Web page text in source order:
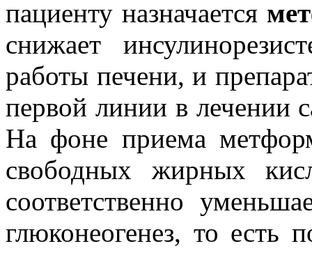
пациенту назначается
снижает
работы печени, и
первой линии в лечении
На фоне приема
свободных жирных
соответственно
глюконеогенез, то есть